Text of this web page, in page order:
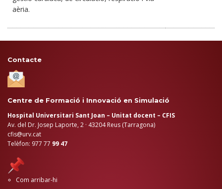
aèria.
Contacte
Centre de Formació i Innovació en Simulació
Hospital Universitari Sant Joan – Unitat docent – CFIS
Av. del Dr. Josep Laporte, 2 · 43204 Reus (Tarragona)
cfis@urv.cat
Telèfon: 977 77 99 47
Com arribar-hi